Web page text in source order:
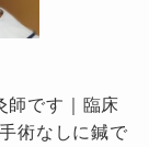
師です｜臨床
術なしに鍼で